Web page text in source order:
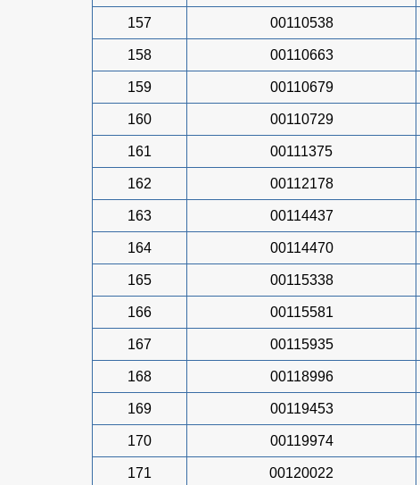
157 00110538
158 00110663
159 00110679
160 00110729
161 00111375
162 00112178
163 00114437
164 00114470
165 00115338
166 00115581
167 00115935
168 00118996
169 00119453
170 00119974
171 00120022